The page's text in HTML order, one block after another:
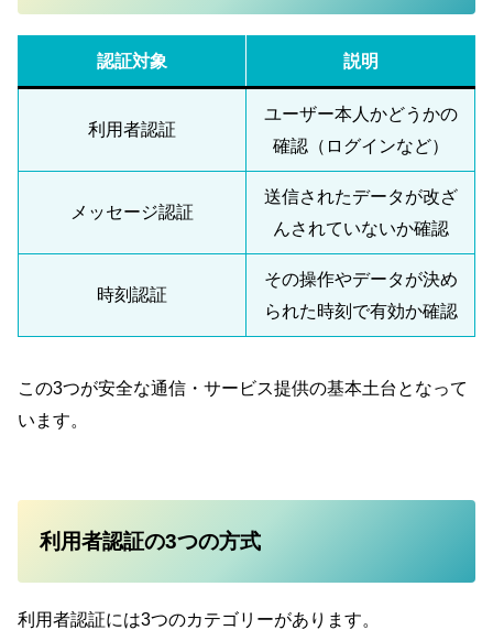
認証対象 説明
利用者認証
ユーザー本人かどうかの
確認（ログインなど）
メッセージ認証
送信されたデータが改ざ
んされていないか確認
時刻認証
その操作やデータが決め
られた時刻で有効か確認
この3つが安全な通信・サービス提供の基本土台となって
います。
利用者認証の3つの方式
利用者認証には3つのカテゴリーがあります。